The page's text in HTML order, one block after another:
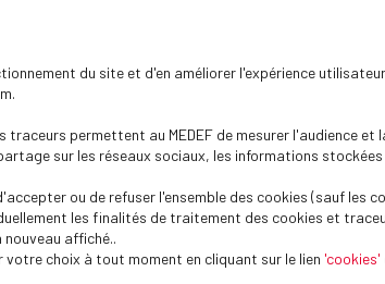
DEVELOPMENT
- EUROPE
du site et d'en améliorer l'expérience
traceurs permettent au MEDEF de mesurer l'audience
sur les réseaux sociaux, les informations
ou de refuser l'ensemble des cookies (sauf
les finalités de traitement des cookies et
affiché..
votre choix à tout moment en cliquant sur le lien 'cookies'